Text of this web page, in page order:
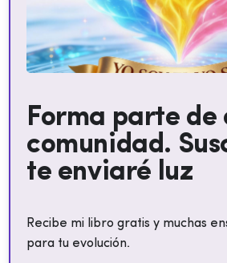
Forma parte de
comunidad.
te enviaré luz
Recibe mi libro gratis y muchas
para tu evolución.